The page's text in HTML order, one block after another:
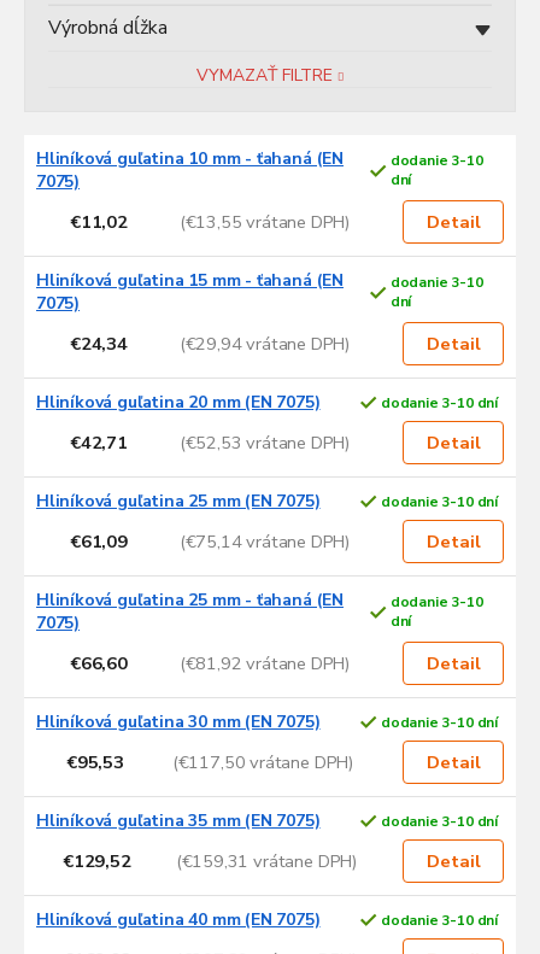
Výrobná dĺžka
VYMAZAŤ FILTRE
V
p
s
p
u
Hliníková guľatina 10 mm - ťahaná (EN
7075)
dodanie 3-10
dní
€11,02 (€13,55 vrátane DPH) Detail
Hliníková guľatina 15 mm - ťahaná (EN
7075)
dodanie 3-10
dní
€24,34 (€29,94 vrátane DPH) Detail
Hliníková guľatina 20 mm (EN 7075) dodanie 3-10 dní
€42,71 (€52,53 vrátane DPH) Detail
Hliníková guľatina 25 mm (EN 7075) dodanie 3-10 dní
€61,09 (€75,14 vrátane DPH) Detail
Hliníková guľatina 25 mm - ťahaná (EN
7075)
dodanie 3-10
dní
€66,60 (€81,92 vrátane DPH) Detail
Hliníková guľatina 30 mm (EN 7075) dodanie 3-10 dní
€95,53 (€117,50 vrátane DPH) Detail
Hliníková guľatina 35 mm (EN 7075) dodanie 3-10 dní
€129,52 (€159,31 vrátane DPH) Detail
Hliníková guľatina 40 mm (EN 7075) dodanie 3-10 dní